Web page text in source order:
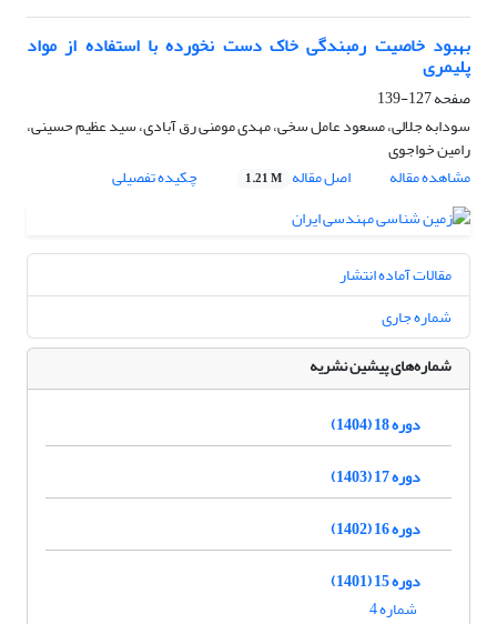
بهبود خاصیت رمبندگی خاک دست نخورده با استفاده از مواد
پلیمری
صفحه127-139
سودابه جلالی، مسعود عامل سخی، مهدی مومنی رق آبادی، سید عظیم حسینی،
رامین خواجوی
مشاهده مقاله
اصل مقاله 1.21 M چکیده تفصیلی
مقالات آماده انتشار
شماره جاری
شماره‌های پیشین نشریه
دوره 18 (1404)
دوره 17 (1403)
دوره 16 (1402)
دوره 15 (1401)
شماره 4